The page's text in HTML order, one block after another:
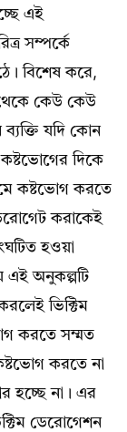
এই
সম্পর্কে
বিশেষ করে,
কেউ কেউ
যদি কোন
দিকে
কষ্টভোগ করতে
করাকেই
হওয়া
এই অনুকল্পটি
ভিক্টিম
করতে সম্মত
করতে না
হচ্ছে না। এর
ডেরোগেশন